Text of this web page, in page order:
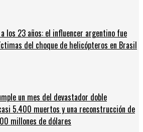
los 23 años: el influencer argentino fue
del choque de helicópteros en Brasil
un mes del devastador doble
5.400 muertos y una reconstrucción de
millones de dólares